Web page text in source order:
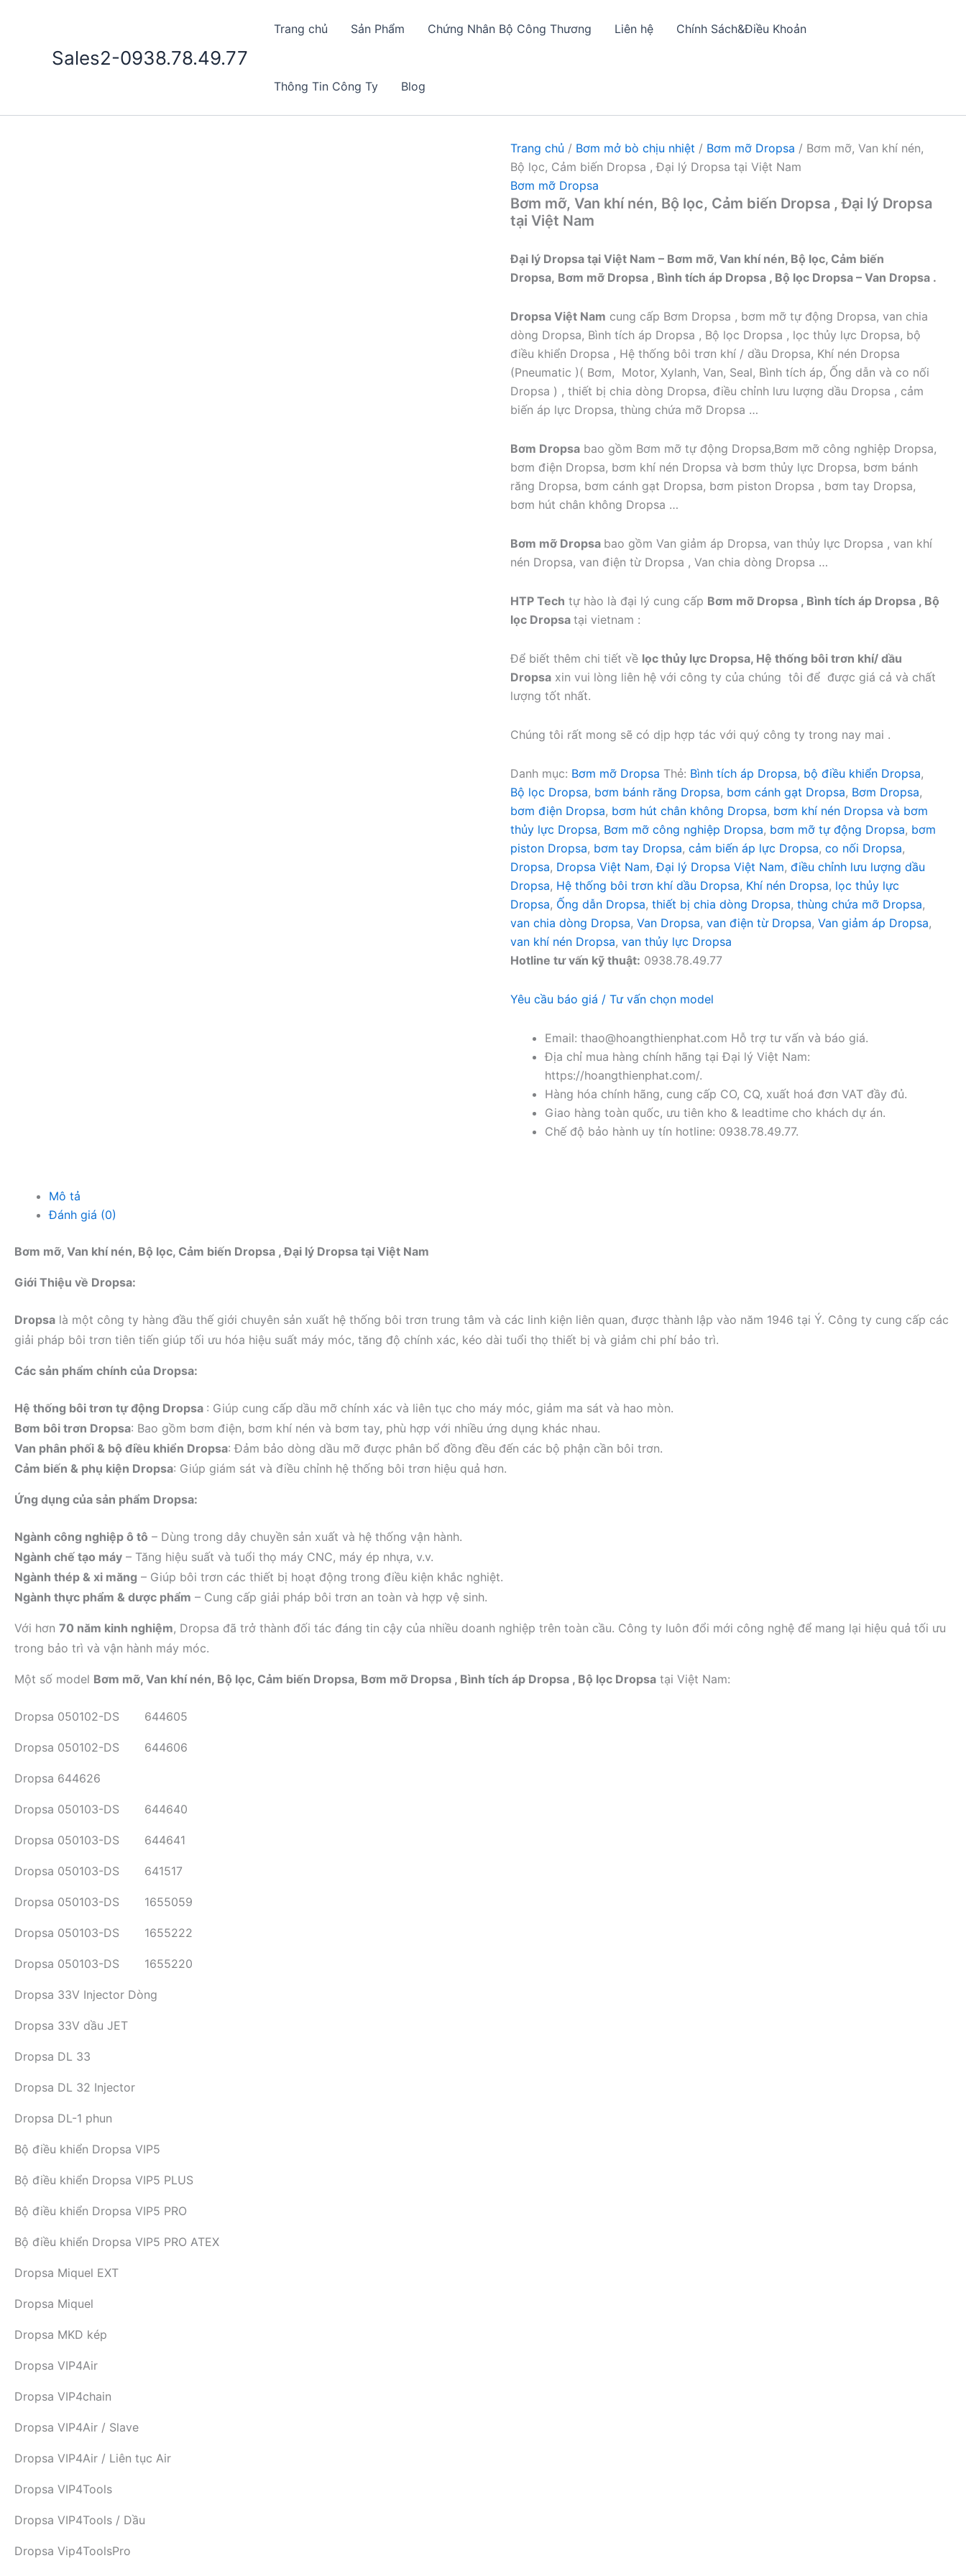
Sales2-0938.78.49.77
Trang chủ Sản Phẩm Chứng Nhân Bộ Công Thương Liên hệ Chính Sách&Điều Khoản
Thông Tin Công Ty Blog
Trang chủ / Bơm mở bò chịu nhiệt / Bơm mỡ Dropsa / Bơm mỡ, Van khí nén,
Bộ lọc, Cảm biến Dropsa , Đại lý Dropsa tại Việt Nam
Bơm mỡ Dropsa
Bơm mỡ, Van khí nén, Bộ lọc, Cảm biến Dropsa , Đại lý Dropsa
tại Việt Nam
Đại lý Dropsa tại Việt Nam – Bơm mỡ, Van khí nén, Bộ lọc, Cảm biến
Dropsa, Bơm mỡ Dropsa , Bình tích áp Dropsa , Bộ lọc Dropsa – Van Dropsa .
Dropsa Việt Nam cung cấp Bơm Dropsa , bơm mỡ tự động Dropsa, van chia
dòng Dropsa, Bình tích áp Dropsa , Bộ lọc Dropsa , lọc thủy lực Dropsa, bộ
điều khiển Dropsa , Hệ thống bôi trơn khí / dầu Dropsa, Khí nén Dropsa
(Pneumatic )( Bơm, Motor, Xylanh, Van, Seal, Bình tích áp, Ống dẫn và co nối
Dropsa ) , thiết bị chia dòng Dropsa, điều chỉnh lưu lượng dầu Dropsa , cảm
biến áp lực Dropsa, thùng chứa mỡ Dropsa …
Bơm Dropsa bao gồm Bơm mỡ tự động Dropsa,Bơm mỡ công nghiệp Dropsa,
bơm điện Dropsa, bơm khí nén Dropsa và bơm thủy lực Dropsa, bơm bánh
răng Dropsa, bơm cánh gạt Dropsa, bơm piston Dropsa , bơm tay Dropsa,
bơm hút chân không Dropsa …
Bơm mỡ Dropsa bao gồm Van giảm áp Dropsa, van thủy lực Dropsa , van khí
nén Dropsa, van điện từ Dropsa , Van chia dòng Dropsa …
HTP Tech tự hào là đại lý cung cấp Bơm mỡ Dropsa , Bình tích áp Dropsa , Bộ
lọc Dropsa tại vietnam :
Để biết thêm chi tiết về lọc thủy lực Dropsa, Hệ thống bôi trơn khí/ dầu
Dropsa xin vui lòng liên hệ với công ty của chúng tôi để được giá cả và chất
lượng tốt nhất.
Chúng tôi rất mong sẽ có dịp hợp tác với quý công ty trong nay mai .
Danh mục: Bơm mỡ Dropsa Thẻ: Bình tích áp Dropsa, bộ điều khiển Dropsa,
Bộ lọc Dropsa, bơm bánh răng Dropsa, bơm cánh gạt Dropsa, Bơm Dropsa,
bơm điện Dropsa, bơm hút chân không Dropsa, bơm khí nén Dropsa và bơm
thủy lực Dropsa, Bơm mỡ công nghiệp Dropsa, bơm mỡ tự động Dropsa, bơm
piston Dropsa, bơm tay Dropsa, cảm biến áp lực Dropsa, co nối Dropsa,
Dropsa, Dropsa Việt Nam,Đại lý Dropsa Việt Nam, điều chỉnh lưu lượng dầu
Dropsa, Hệ thống bôi trơn khí dầu Dropsa, Khí nén Dropsa, lọc thủy lực
Dropsa, Ống dẫn Dropsa, thiết bị chia dòng Dropsa, thùng chứa mỡ Dropsa,
van chia dòng Dropsa, Van Dropsa, van điện từ Dropsa, Van giảm áp Dropsa,
van khí nén Dropsa, van thủy lực Dropsa
Hotline tư vấn kỹ thuật: 0938.78.49.77
Yêu cầu báo giá / Tư vấn chọn model
Email: thao@hoangthienphat.com Hỗ trợ tư vấn và báo giá.
Địa chỉ mua hàng chính hãng tại Đại lý Việt Nam:
https://hoangthienphat.com/.
Hàng hóa chính hãng, cung cấp CO, CQ, xuất hoá đơn VAT đầy đủ.
Giao hàng toàn quốc, ưu tiên kho & leadtime cho khách dự án.
Chế độ bảo hành uy tín hotline: 0938.78.49.77.
Mô tả
Đánh giá (0)
Bơm mỡ, Van khí nén, Bộ lọc, Cảm biến Dropsa , Đại lý Dropsa tại Việt Nam
Giới Thiệu về Dropsa:
Dropsa là một công ty hàng đầu thế giới chuyên sản xuất hệ thống bôi trơn trung tâm và các linh kiện liên quan, được thành lập vào năm 1946 tại Ý. Công ty cung cấp các
giải pháp bôi trơn tiên tiến giúp tối ưu hóa hiệu suất máy móc, tăng độ chính xác, kéo dài tuổi thọ thiết bị và giảm chi phí bảo trì.
Các sản phẩm chính của Dropsa:
Hệ thống bôi trơn tự động Dropsa : Giúp cung cấp dầu mỡ chính xác và liên tục cho máy móc, giảm ma sát và hao mòn.
Bơm bôi trơn Dropsa: Bao gồm bơm điện, bơm khí nén và bơm tay, phù hợp với nhiều ứng dụng khác nhau.
Van phân phối & bộ điều khiển Dropsa: Đảm bảo dòng dầu mỡ được phân bổ đồng đều đến các bộ phận cần bôi trơn.
Cảm biến & phụ kiện Dropsa: Giúp giám sát và điều chỉnh hệ thống bôi trơn hiệu quả hơn.
Ứng dụng của sản phẩm Dropsa:
Ngành công nghiệp ô tô – Dùng trong dây chuyền sản xuất và hệ thống vận hành.
Ngành chế tạo máy – Tăng hiệu suất và tuổi thọ máy CNC, máy ép nhựa, v.v.
Ngành thép & xi măng – Giúp bôi trơn các thiết bị hoạt động trong điều kiện khắc nghiệt.
Ngành thực phẩm & dược phẩm – Cung cấp giải pháp bôi trơn an toàn và hợp vệ sinh.
Với hơn 70 năm kinh nghiệm, Dropsa đã trở thành đối tác đáng tin cậy của nhiều doanh nghiệp trên toàn cầu. Công ty luôn đổi mới công nghệ để mang lại hiệu quả tối ưu
trong bảo trì và vận hành máy móc.
Một số model Bơm mỡ, Van khí nén, Bộ lọc, Cảm biến Dropsa, Bơm mỡ Dropsa , Bình tích áp Dropsa , Bộ lọc Dropsa tại Việt Nam:
Dropsa 050102-DS 644605
Dropsa 050102-DS 644606
Dropsa 644626
Dropsa 050103-DS 644640
Dropsa 050103-DS 644641
Dropsa 050103-DS 641517
Dropsa 050103-DS 1655059
Dropsa 050103-DS 1655222
Dropsa 050103-DS 1655220
Dropsa 33V Injector Dòng
Dropsa 33V dầu JET
Dropsa DL 33
Dropsa DL 32 Injector
Dropsa DL-1 phun
Bộ điều khiển Dropsa VIP5
Bộ điều khiển Dropsa VIP5 PLUS
Bộ điều khiển Dropsa VIP5 PRO
Bộ điều khiển Dropsa VIP5 PRO ATEX
Dropsa Miquel EXT
Dropsa Miquel
Dropsa MKD kép
Dropsa VIP4Air
Dropsa VIP4chain
Dropsa VIP4Air / Slave
Dropsa VIP4Air / Liên tục Air
Dropsa VIP4Tools
Dropsa VIP4Tools / Dầu
Dropsa Vip4ToolsPro